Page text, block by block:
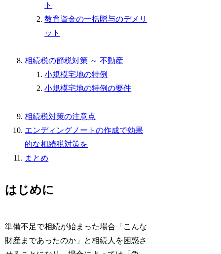
ト
教育資金の一括贈与のデメリ
ット
相続税の節税対策 ～ 不動産
小規模宅地の特例
小規模宅地の特例の要件
相続税対策の注意点
エンディングノートの作成で効果
的な相続税対策を
まとめ
はじめに
準備不足で相続が始まった場合「こんな
財産まであったのか」と相続人を困惑さ